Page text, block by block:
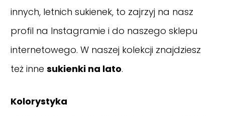
innych, letnich sukienek, to zajrzyj na nasz
profil na Instagramie i do naszego sklepu
internetowego. W naszej kolekcji znajdziesz
też inne sukienki na lato.
Kolorystyka